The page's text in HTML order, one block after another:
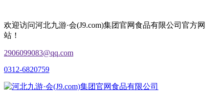
欢迎访问河北九游·会(J9.com)集团官网食品有限公司官方网
站！
2906099083@qq.com
0312-6820759